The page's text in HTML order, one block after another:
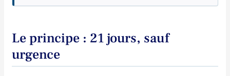
Le principe : 21 jours, sauf
urgence